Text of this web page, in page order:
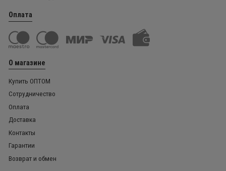
Оплата
О магазине
Купить ОПТОМ
Сотрудничество
Оплата
Доставка
Контакты
Гарантии
Возврат и обмен